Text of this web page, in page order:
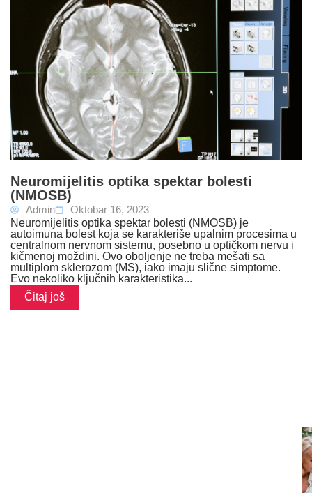
Neuromijelitis optika spektar bolesti
(NMOSB)
Admin
Oktobar 16, 2023
Neuromijelitis optika spektar bolesti (NMOSB) je
autoimuna bolest koja se karakteriše upalnim procesima u
centralnom nervnom sistemu, posebno u optičkom nervu i
kičmenoj moždini. Ovo oboljenje ne treba mešati sa
multiplom sklerozom (MS), iako imaju slične simptome.
Evo nekoliko ključnih karakteristika...
Čitaj još